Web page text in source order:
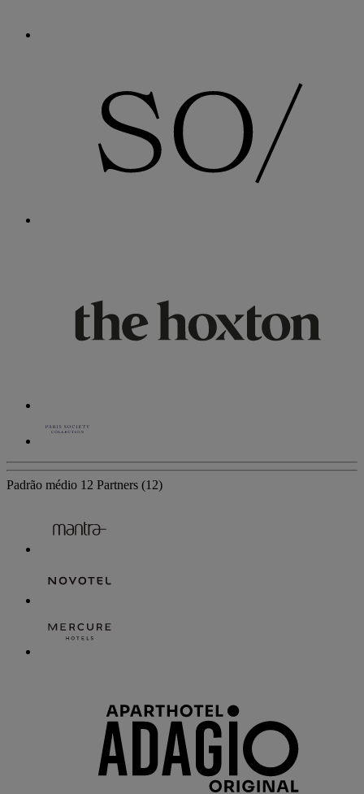
Padrão médio 12 Partners (12)